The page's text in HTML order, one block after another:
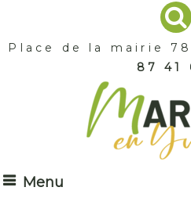
Place de la mairie
87 41
Menu